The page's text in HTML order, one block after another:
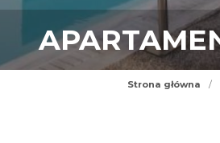
Strona główna /